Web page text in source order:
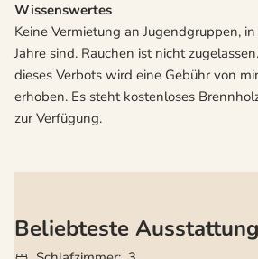
Wissenswertes
Keine Vermietung an Jugendgruppen,
Jahre sind. Rauchen ist nicht
dieses Verbots wird eine Gebühr von
erhoben. Es steht kostenloses
zur Verfügung.
Beliebteste